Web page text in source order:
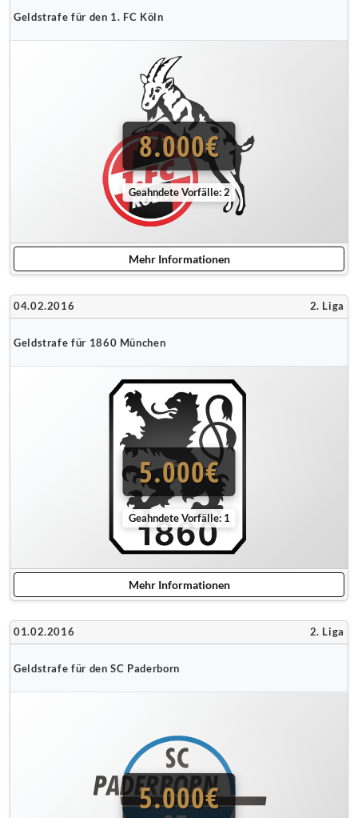
Geldstrafe für den 1. FC Köln
8.000€
Geahndete Vorfälle: 2
Mehr Informationen
04.02.2016 2. Liga
Geldstrafe für 1860 München
5.000€
Geahndete Vorfälle: 1
Mehr Informationen
01.02.2016 2. Liga
Geldstrafe für den SC Paderborn
5.000€